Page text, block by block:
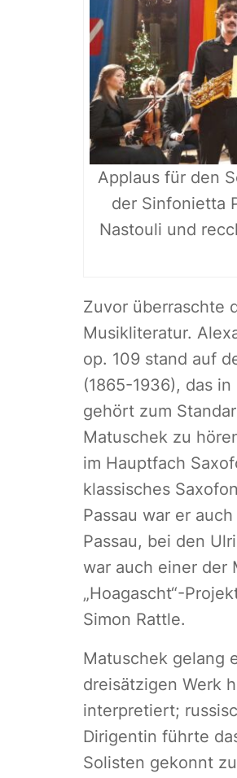
Applaus für den
der Sinfonietta
Nastouli und
Zuvor überraschte
Musikliteratur.
op. 109 stand auf
(1865-1936), das
gehört zum
Matuschek zu
im Hauptfach
klassisches
Passau war er
Passau, bei den
war auch einer der
„Hoagascht“-
Simon Rattle.
Matuschek gelang
dreisätzigen Werk
interpretiert;
Dirigentin führte
Solisten gekonnt